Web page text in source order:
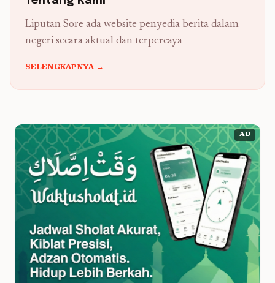
Liputan Sore ada website penyedia berita dalam
negeri secara aktual dan terpercaya
SELENGKAPNYA →
AD